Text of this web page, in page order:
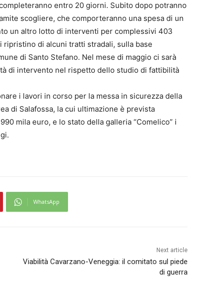
entro 20 giorni. Subito dopo potranno
scogliere, che comporteranno una spesa di un
un altro lotto di interventi per complessivi 403
di alcuni tratti stradali, sulla base
di Santo Stefano. Nel mese di maggio ci sarà
di intervento nel rispetto dello studio di fattibilità
i lavori in corso per la messa in sicurezza della
di Salafossa, la cui ultimazione è prevista
mila euro, e lo stato della galleria “Comelico” i
WhatsApp
Next article
Viabilità Cavarzano-Veneggia: il comitato sul piede
di guerra